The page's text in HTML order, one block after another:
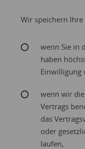
Wir speichern Ihre
wenn Sie in
haben
Einwilligung
wenn wir
Vertrags
das
oder
laufen,